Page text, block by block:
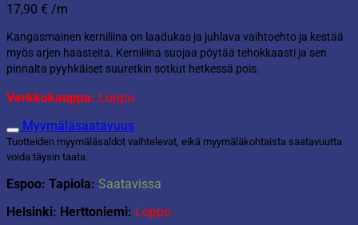
17,90 € /m
Kangasmainen kerniliina on laadukas ja juhlava vaihtoehto ja kestää
myös arjen haasteita. Kerniliina suojaa pöytää tehokkaasti ja sen
pinnalta pyyhkäiset suuretkin sotkut hetkessä pois.
Verkkokauppa: Loppu
Myymäläsaatavuus
Tuotteiden myymäläsaldot vaihtelevat, eikä myymäläkohtaista saatavuutta
voida täysin taata.
Espoo: Tapiola: Saatavissa
Helsinki: Herttoniemi: Loppu